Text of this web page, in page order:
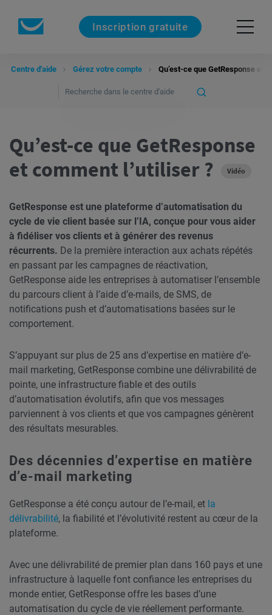
Inscription gratuite
Centre d'aide Gérez votre compte Qu’est-ce que GetResponse et
Qu’est-ce que GetResponse
et comment l’utiliser ?
Vidéo
GetResponse est une plateforme d’automatisation du
cycle de vie client basée sur l’IA, conçue pour vous aider
à fidéliser vos clients et à générer des revenus
récurrents. De la première interaction aux achats répétés
en passant par les campagnes de réactivation,
GetResponse aide les entreprises à automatiser l’ensemble
du parcours client à l’aide d’e-mails, de SMS, de
notifications push et d’automatisations basées sur le
comportement.
S’appuyant sur plus de 25 ans d’expertise en matière d’e-
mail marketing, GetResponse combine une délivrabilité de
pointe, une infrastructure fiable et des outils
d’automatisation évolutifs, afin que vos messages
parviennent à vos clients et que vos campagnes génèrent
des résultats mesurables.
Des décennies d’expertise en matière
d’e-mail marketing
GetResponse a été conçu autour de l’e-mail, et la
délivrabilité, la fiabilité et l’évolutivité restent au cœur de la
plateforme.
Avec une délivrabilité de premier plan dans 160 pays et une
infrastructure à laquelle font confiance les entreprises du
monde entier, GetResponse offre les bases d’une
automatisation du cycle de vie réellement performante.